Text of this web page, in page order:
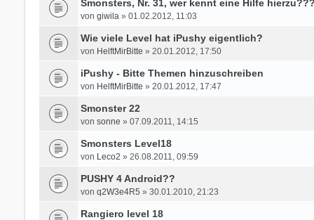
Smonsters, Nr. 31, wer kennt eine Hilfe
von giwila » 01.02.2012, 11:03
Wie viele Level hat iPushy eigentlich?
von HelftMirBitte » 20.01.2012, 17:50
iPushy - Bitte Themen hinzuschreiben
von HelftMirBitte » 20.01.2012, 17:47
Smonster 22
von sonne » 07.09.2011, 14:15
Smonsters Level18
von Leco2 » 26.08.2011, 09:59
PUSHY 4 Android??
von q2W3e4R5 » 30.01.2010, 21:23
Rangiero level 18